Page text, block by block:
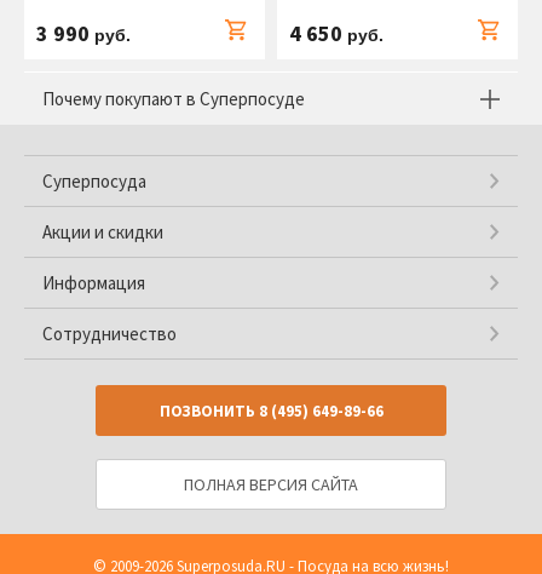
3 990 руб. 4 650 руб.
Почему покупают в Суперпосуде
Суперпосуда
Акции и скидки
Информация
Сотрудничество
ПОЗВОНИТЬ 8 (495) 649-89-66
ПОЛНАЯ ВЕРСИЯ САЙТА
© 2009-2026Superposuda.RU - Посуда на всю жизнь!